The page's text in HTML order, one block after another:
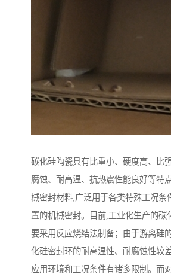
碳化硅陶瓷具有比重小、硬度高、比
腐蚀、耐高温、抗热震性能良好等特
械密封材料,广泛用于各类特殊工况条
置的机械密封。目前,工业化生产的碳
要采用反应烧结法制备；由于游离硅
化硅密封环的耐高温性、耐腐蚀性较
应用环境和工况条件有诸多限制。而